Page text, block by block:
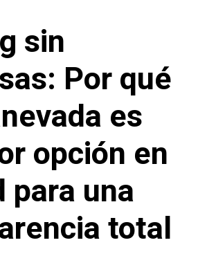
sin
Por qué
es
opción en
para una
total